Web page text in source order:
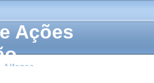
Ações
Alfenas